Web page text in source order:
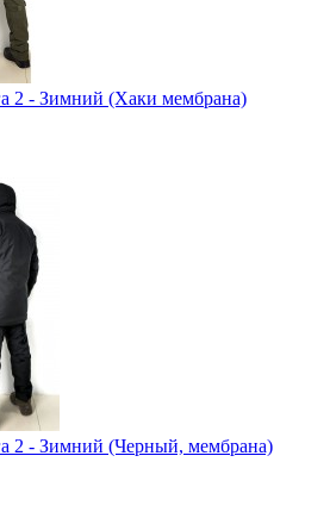
2 - Зимний (Хаки мембрана)
2 - Зимний (Черный, мембрана)